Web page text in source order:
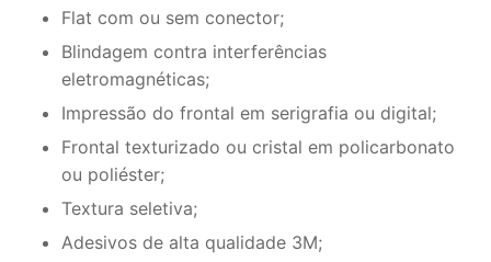
Flat com ou sem conector;
Blindagem contra interferências
eletromagnéticas;
Impressão do frontal em serigrafia ou digital;
Frontal texturizado ou cristal em policarbonato
ou poliéster;
Textura seletiva;
Adesivos de alta qualidade 3M;